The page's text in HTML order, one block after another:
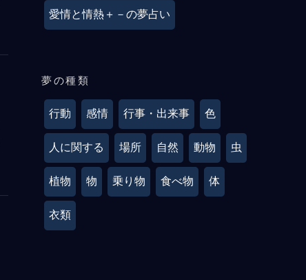
愛情と情熱＋－の夢占い
夢の種類
行動 感情 行事・出来事 色
人に関する 場所 自然 動物 虫
植物 物 乗り物 食べ物 体
衣類